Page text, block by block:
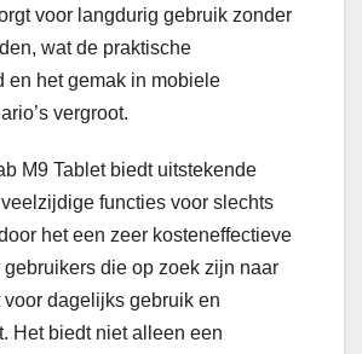
voor langdurig gebruik zonder
wat de praktische
en het gemak in mobiele
vergroot.
M9 Tablet biedt uitstekende
functies voor slechts
het een zeer kosteneffectieve
gebruikers die op zoek zijn naar
dagelijks gebruik en
Het biedt niet alleen een